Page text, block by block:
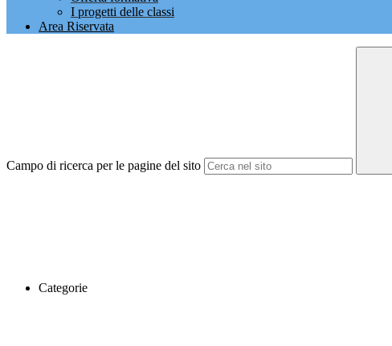
I progetti delle classi
Area Riservata
Campo di ricerca per le pagine del sito
Categorie